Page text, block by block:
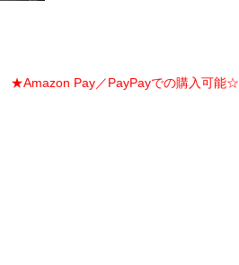
Pay／PayPayでの購入可能☆